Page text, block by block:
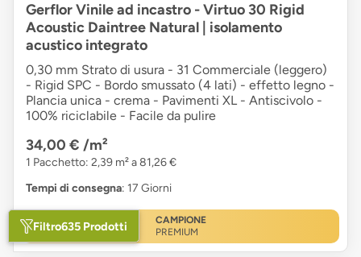
Gerflor Vinile ad incastro - Virtuo 30 Rigid
Acoustic Daintree Natural | isolamento
acustico integrato
0,30 mm Strato di usura - 31 Commerciale (leggero)
- Rigid SPC - Bordo smussato (4 lati) - effetto legno -
Plancia unica - crema - Pavimenti XL - Antiscivolo -
100% riciclabile - Facile da pulire
34,00 € /m²
1 Pacchetto: 2,39 m² a 81,26 €
Tempi di consegna: 17 Giorni
CAMPIONE
PREMIUM
Filtro635 Prodotti